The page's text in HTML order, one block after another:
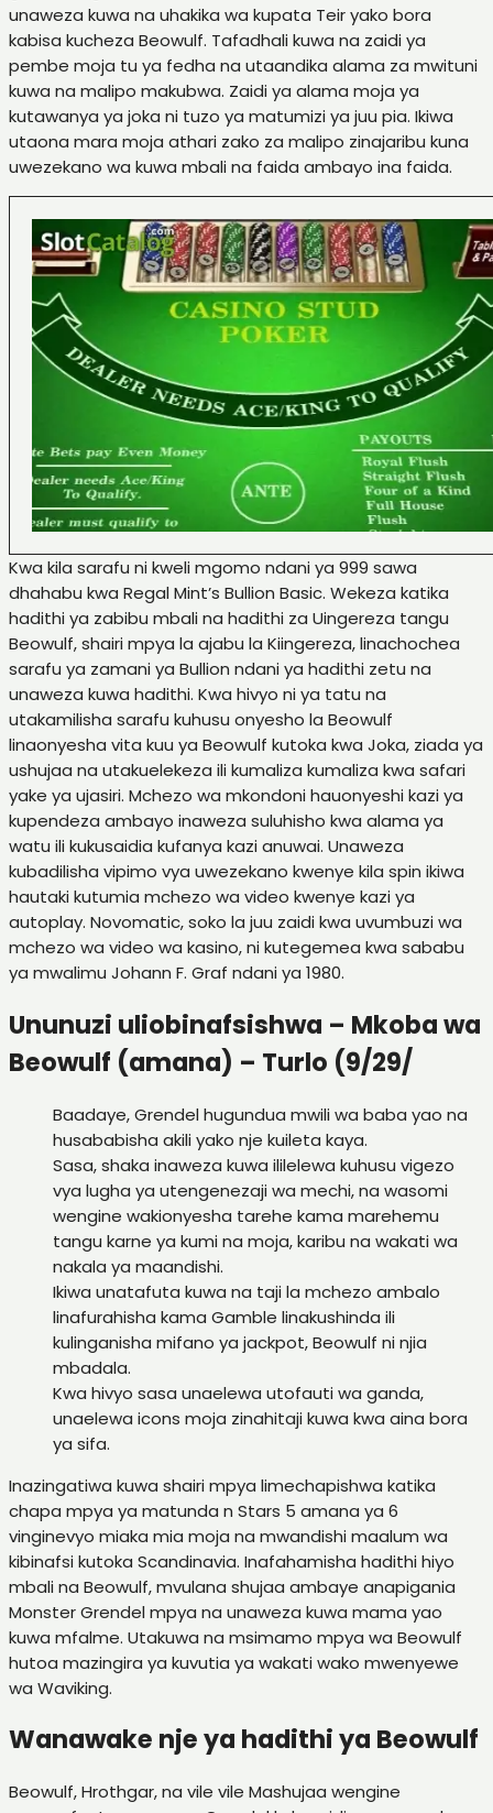
unaweza kuwa na uhakika wa kupata Teir yako bora
kabisa kucheza Beowulf. Tafadhali kuwa na zaidi ya
pembe moja tu ya fedha na utaandika alama za mwituni
kuwa na malipo makubwa. Zaidi ya alama moja ya
kutawanya ya joka ni tuzo ya matumizi ya juu pia. Ikiwa
utaona mara moja athari zako za malipo zinajaribu kuna
uwezekano wa kuwa mbali na faida ambayo ina faida.
Kwa kila sarafu ni kweli mgomo ndani ya 999 sawa
dhahabu kwa Regal Mint’s Bullion Basic. Wekeza katika
hadithi ya zabibu mbali na hadithi za Uingereza tangu
Beowulf, shairi mpya la ajabu la Kiingereza, linachochea
sarafu ya zamani ya Bullion ndani ya hadithi zetu na
unaweza kuwa hadithi. Kwa hivyo ni ya tatu na
utakamilisha sarafu kuhusu onyesho la Beowulf
linaonyesha vita kuu ya Beowulf kutoka kwa Joka, ziada ya
ushujaa na utakuelekeza ili kumaliza kumaliza kwa safari
yake ya ujasiri. Mchezo wa mkondoni hauonyeshi kazi ya
kupendeza ambayo inaweza suluhisho kwa alama ya
watu ili kukusaidia kufanya kazi anuwai. Unaweza
kubadilisha vipimo vya uwezekano kwenye kila spin ikiwa
hautaki kutumia mchezo wa video kwenye kazi ya
autoplay. Novomatic, soko la juu zaidi kwa uvumbuzi wa
mchezo wa video wa kasino, ni kutegemea kwa sababu
ya mwalimu Johann F. Graf ndani ya 1980.
Ununuzi uliobinafsishwa – Mkoba wa
Beowulf (amana) – Turlo (9/29/
Baadaye, Grendel hugundua mwili wa baba yao na
husababisha akili yako nje kuileta kaya.
Sasa, shaka inaweza kuwa ililelewa kuhusu vigezo
vya lugha ya utengenezaji wa mechi, na wasomi
wengine wakionyesha tarehe kama marehemu
tangu karne ya kumi na moja, karibu na wakati wa
nakala ya maandishi.
Ikiwa unatafuta kuwa na taji la mchezo ambalo
linafurahisha kama Gamble linakushinda ili
kulinganisha mifano ya jackpot, Beowulf ni njia
mbadala.
Kwa hivyo sasa unaelewa utofauti wa ganda,
unaelewa icons moja zinahitaji kuwa kwa aina bora
ya sifa.
Inazingatiwa kuwa shairi mpya limechapishwa katika
chapa mpya ya matunda n Stars 5 amana ya 6
vinginevyo miaka mia moja na mwandishi maalum wa
kibinafsi kutoka Scandinavia. Inafahamisha hadithi hiyo
mbali na Beowulf, mvulana shujaa ambaye anapigania
Monster Grendel mpya na unaweza kuwa mama yao
kuwa mfalme. Utakuwa na msimamo mpya wa Beowulf
hutoa mazingira ya kuvutia ya wakati wako mwenyewe
wa Waviking.
Wanawake nje ya hadithi ya Beowulf
Beowulf, Hrothgar, na vile vile Mashujaa wengine